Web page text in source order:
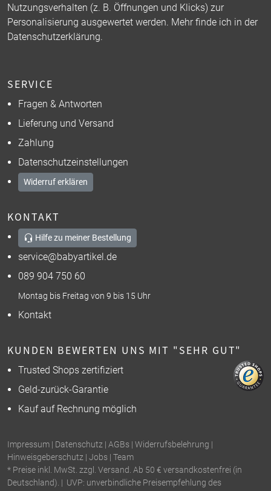
Nutzungsverhalten (z. B. Öffnungen und Klicks) zur
Personalisierung ausgewertet werden. Mehr finde ich in der
Datenschutzerklärung.
SERVICE
Fragen & Antworten
Lieferung und Versand
Zahlung
Datenschutzeinstellungen
Widerruf erklären
KONTAKT
Hilfe zu meiner Bestellung
service@babyartikel.de
089 904 750 60
Montag bis Freitag von 9 bis 15 Uhr
Kontakt
KUNDEN BEWERTEN UNS MIT "SEHR GUT"
Trusted Shops zertifiziert
Geld-zurück-Garantie
Kauf auf Rechnung möglich
Impressum | Datenschutz | AGBs | Widerrufsbelehrung |
Hinweisgeberschutz | Jobs | Team
* Preise inkl. MwSt. zzgl. Versand. Ab 50 € versandkostenfrei (in
Deutschland). | UVP: unverbindliche Preisempfehlung des